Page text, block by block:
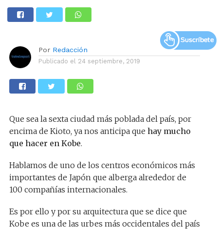
Por Redacción
Publicado el 24 septiembre, 2019
Que sea la sexta ciudad más poblada del país, por
encima de Kioto, ya nos anticipa que hay mucho
que hacer en Kobe.
Hablamos de uno de los centros económicos más
importantes de Japón que alberga alrededor de
100 compañías internacionales.
Es por ello y por su arquitectura que se dice que
Kobe es una de las urbes más occidentales del país